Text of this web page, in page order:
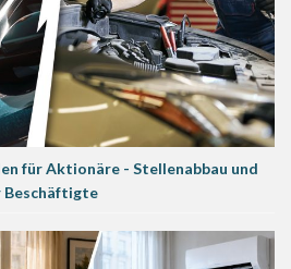
für Aktionäre - Stellenabbau und
Beschäftigte